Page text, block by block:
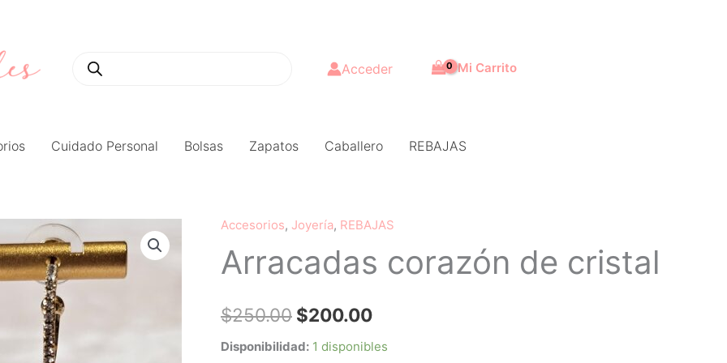
Acceder Mi Carrito
Cuidado Personal Bolsas Zapatos Caballero REBAJAS
Accesorios, Joyería, REBAJAS
Arracadas corazón de cristal
$250.00
El
precio
original
$200.00
El
precio
Disponibilidad: 1 disponibles
Arracadas
corazón
de
cantidad